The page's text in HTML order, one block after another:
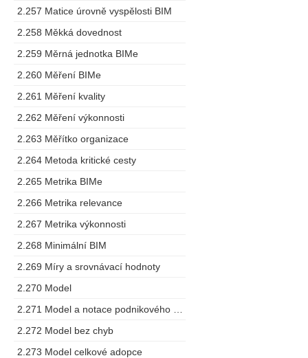
2.257 Matice úrovně vyspělosti BIM
2.258 Měkká dovednost
2.259 Měrná jednotka BIMe
2.260 Měření BIMe
2.261 Měření kvality
2.262 Měření výkonnosti
2.263 Měřítko organizace
2.264 Metoda kritické cesty
2.265 Metrika BIMe
2.266 Metrika relevance
2.267 Metrika výkonnosti
2.268 Minimální BIM
2.269 Míry a srovnávací hodnoty
2.270 Model
2.272 Model bez chyb
2.273 Model celkové adopce